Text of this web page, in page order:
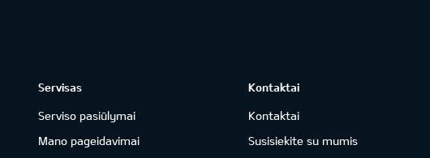
Servisas
Serviso pasiūlymai
Mano pageidavimai
Kontaktai
Kontaktai
Susisiekite su mumis